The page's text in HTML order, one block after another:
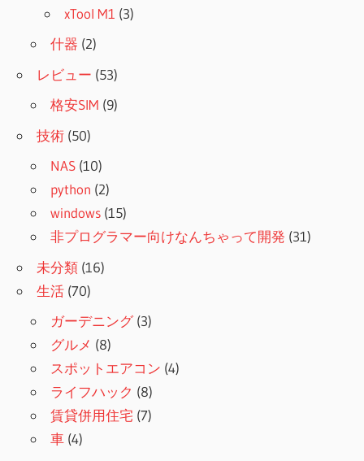
xTool M1 (3)
什器 (2)
レビュー (53)
格安SIM (9)
技術 (50)
NAS (10)
python (2)
windows (15)
非プログラマー向けなんちゃって開発 (31)
未分類 (16)
生活 (70)
ガーデニング(3)
グルメ (8)
スポットエアコン (4)
ライフハック (8)
賃貸併用住宅 (7)
車 (4)